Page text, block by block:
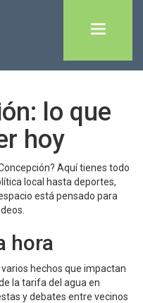
lo que
hoy
Aquí tienes todo
local hasta deportes,
está pensado para
hora
hechos que impactan
la tarifa del agua en
y debates entre vecinos